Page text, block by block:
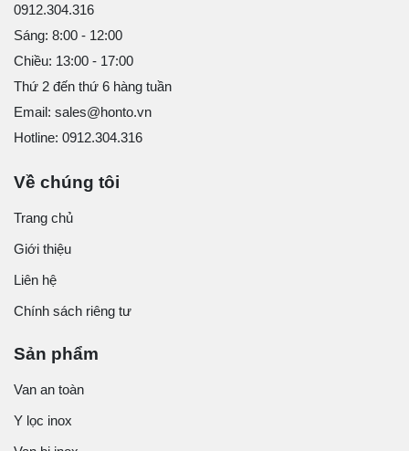
0912.304.316
Sáng: 8:00 - 12:00
Chiều: 13:00 - 17:00
Thứ 2 đến thứ 6 hàng tuần
Email: sales@honto.vn
Hotline: 0912.304.316
Về chúng tôi
Trang chủ
Giới thiệu
Liên hệ
Chính sách riêng tư
Sản phẩm
Van an toàn
Y lọc inox